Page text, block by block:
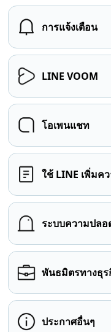
การแจ้งเตือน
LINE VOOM
โอเพนแชท
ใช้ LINE เพิ่มค
ระบบความปล
พันธมิตรทางธุร
ประกาศอื่นๆ